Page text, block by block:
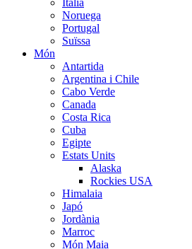
Italia
Noruega
Portugal
Suïssa
Món
Antartida
Argentina i Chile
Cabo Verde
Canada
Costa Rica
Cuba
Egipte
Estats Units
Alaska
Rockies USA
Himalaia
Japó
Jordània
Marroc
Món Maia